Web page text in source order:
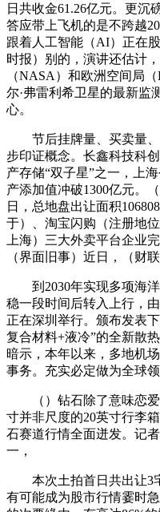
日共收金61.26亿元。更沉
答应带上飞机的是不跨越
跟着人工智能（AI）正在
时报）别的，演讲还估计
（NASA）和欧洲空间局
尔·弗雷利希卫星的最新监
心。
节后挂牌量、买卖量、
步印证概念。长鑫科技科
产存储“双子星”之一，上
产添加值冲破1300亿元。
日，总地盘出让面积
于）、淘宝闪购（注册地
上海）三大外卖平台企业
（界面旧事）近日，（财
到2030年实现多项海洋
稳一段时间后转入上行，
正在深圳举行。颁布发表
复合材料+液冷”的全新散
暗示，本年以来，多地机
事务。充实必定做为全球
（）钻石除了意味恋爱
寸并非尺度的20英寸行李
石赛道行情全面迸发。记
一，
本次土拍首日共出让3
有可能成为股市行情霎时